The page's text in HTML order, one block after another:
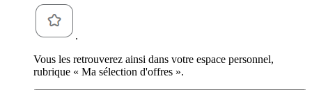
.
Vous les retrouverez ainsi dans votre espace personnel,
rubrique « Ma sélection d'offres ».